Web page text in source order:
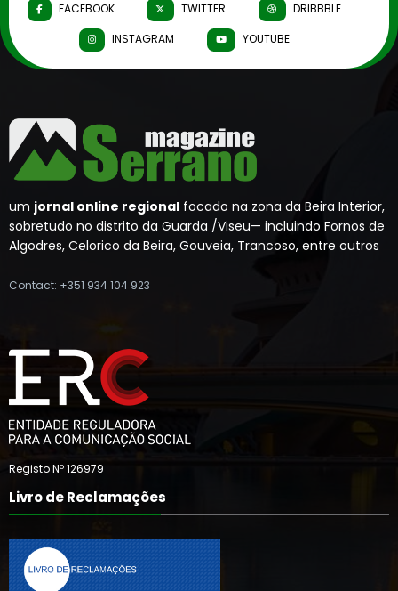
FACEBOOK TWITTER
DRIBBBLE
INSTAGRAM
YOUTUBE
um jornal online regional focado na zona da Beira Interior,
sobretudo no distrito da Guarda /Viseu— incluindo Fornos de
Algodres, Celorico da Beira, Gouveia, Trancoso, entre outros
Contact: +351 934 104 923
Registo Nº 126979
Livro de Reclamações